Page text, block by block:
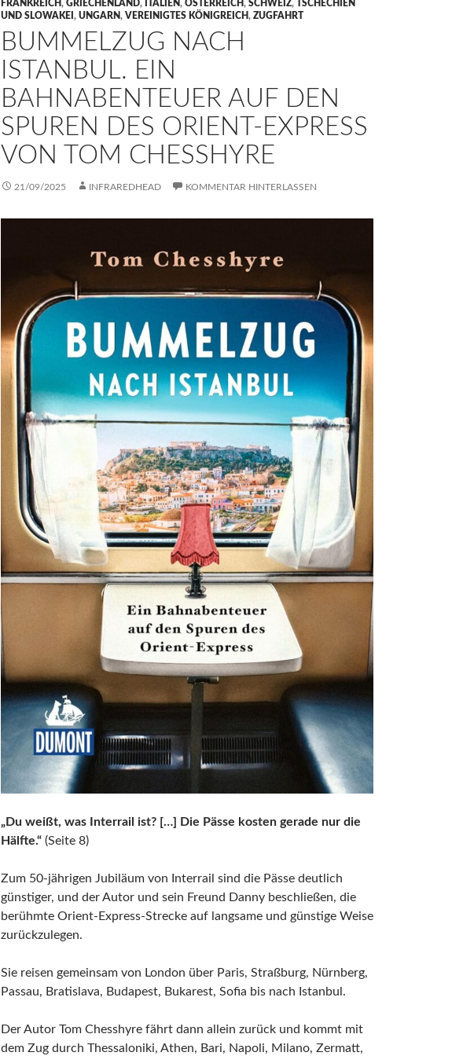
FRANKREICH, GRIECHENLAND, ITALIEN, ÖSTERREICH, SCHWEIZ, TSCHECHIEN
UND SLOWAKEI , UNGARN, VEREINIGTES KÖNIGREICH, ZUGFAHRT
BUMMELZUG NACH
ISTANBUL. EIN
BAHNABENTEUER AUF DEN
SPUREN DES ORIENT-EXPRESS
VON TOM CHESSHYRE
21/09/2025 INFRAREDHEAD KOMMENTAR HINTERLASSEN
„Du weißt, was Interrail ist? […] Die Pässe kosten gerade nur die
Hälfte.“ (Seite 8)
Zum 50-jährigen Jubiläum von Interrail sind die Pässe deutlich
günstiger, und der Autor und sein Freund Danny beschließen, die
berühmte Orient-Express-Strecke auf langsame und günstige Weise
zurückzulegen.
Sie reisen gemeinsam von London über Paris, Straßburg, Nürnberg,
Passau, Bratislava, Budapest, Bukarest, Sofia bis nach Istanbul.
Der Autor Tom Chesshyre fährt dann allein zurück und kommt mit
dem Zug durch Thessaloniki, Athen, Bari, Napoli, Milano, Zermatt,